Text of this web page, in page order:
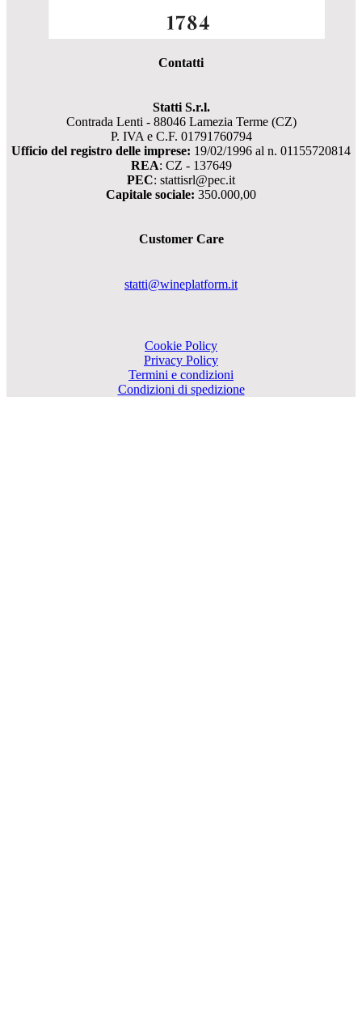
Contatti
Statti S.r.l.
Contrada Lenti - 88046 Lamezia Terme (CZ)
P. IVA e C.F. 01791760794
Ufficio del registro delle imprese: 19/02/1996 al n. 01155720814
REA: CZ - 137649
PEC: stattisrl@pec.it
Capitale sociale: 350.000,00
Customer Care
statti@wineplatform.it
Cookie Policy
Privacy Policy
Termini e condizioni
Condizioni di spedizione